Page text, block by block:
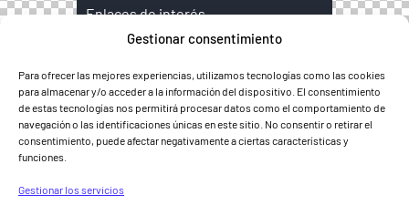
Gestionar consentimiento
Para ofrecer las mejores experiencias, utilizamos tecnologías como las cookies
para almacenar y/o acceder a la información del dispositivo. El consentimiento
de estas tecnologías nos permitirá procesar datos como el comportamiento de
navegación o las identificaciones únicas en este sitio. No consentir o retirar el
consentimiento, puede afectar negativamente a ciertas características y
funciones.
Gestionar los servicios
Enlaces de interés
AVISO LEGAL
POLÍTICA DE PRIVACIDAD
POLÍTICA DE COOKIES